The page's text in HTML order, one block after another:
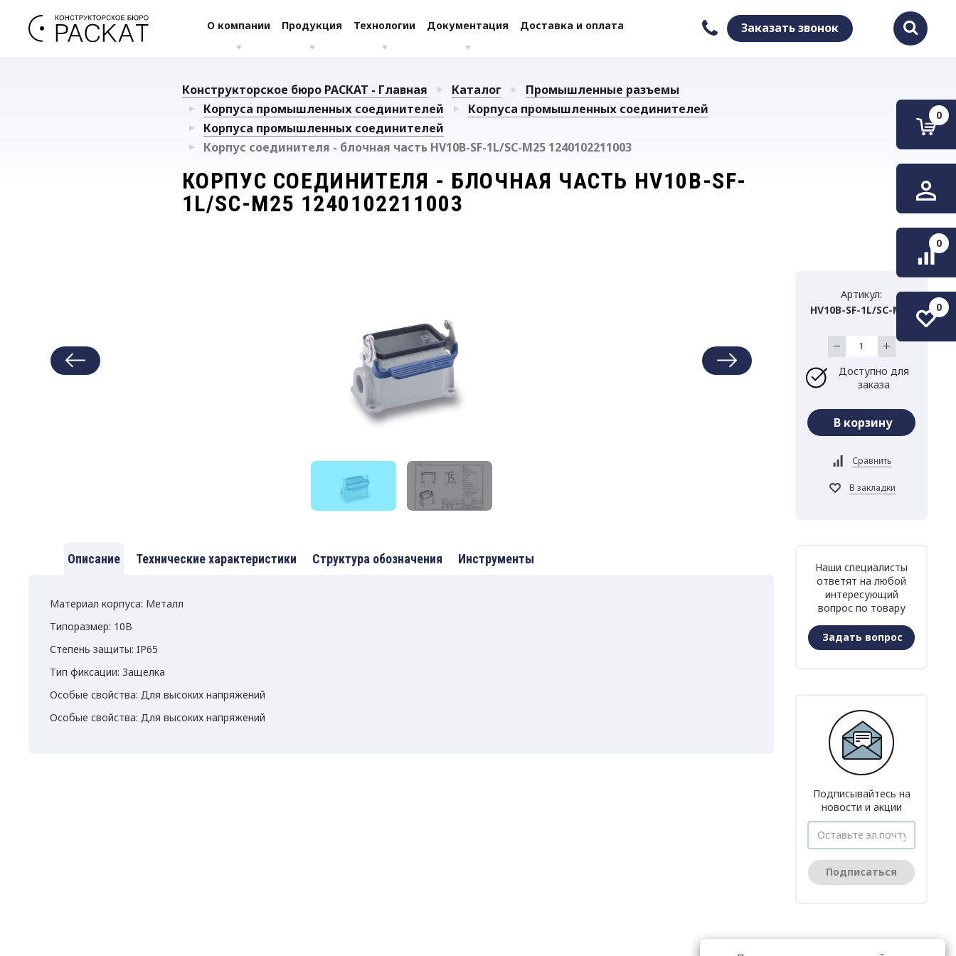
О компании Продукция Технологии Документация Доставка и оплата Заказать звонок
0
0
0
Конструкторское бюро РАСКАТ - Главная Каталог
Промышленные разъемы
Корпуса промышленных соединителей
Корпуса промышленных соединителей
Корпуса промышленных соединителей
Корпус соединителя - блочная часть HV10B-SF-1L/SC-M25 1240102211003
КОРПУС СОЕДИНИТЕЛЯ - БЛОЧНАЯ ЧАСТЬ HV10B-SF-
1L/SC-M25 1240102211003
Описание Технические характеристики Структура обозначения Инструменты
Материал корпуса: Металл
Типоразмер: 10B
Степень защиты: IP65
Тип фиксации: Защелка
Особые свойства: Для высоких напряжений
Особые свойства: Для высоких напряжений
Артикул:
HV10B-SF-1L/SC-M25
Доступно для
заказа
Наши специалисты
ответят на любой
интересующий
вопрос по товару
Задать вопрос
Подписывайтесь на
новости и акции
Подписаться